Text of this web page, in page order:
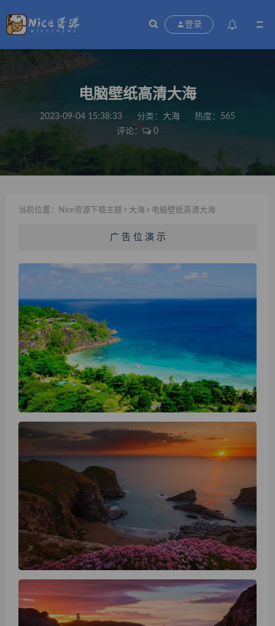
登录
电脑壁纸高清大海
2023-09-04 15:38:33 分类： 大海
热度：565
评论：
0
当前位置： Nice资源下载主题 大海 电脑壁纸高清大海
广 告 位 演 示